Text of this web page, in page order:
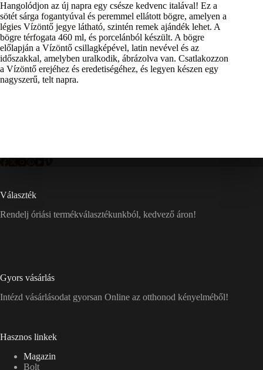
Hangolódjon az új napra egy csésze kedvenc italával! Ez a
sötét sárga fogantyúval és peremmel ellátott bögre, amelyen a
légies Vízöntő jegye látható, szintén remek ajándék lehet. A
bögre térfogata 460 ml, és porcelánból készült. A bögre
előlapján a Vízöntő csillagképével, latin nevével és az
időszakkal, amelyben uralkodik, ábrázolva van. Csatlakozzon
a Vízöntő erejéhez és eredetiségéhez, és legyen készen egy
nagyszerű, telt napra.
Választék
Rendelj óriási termékválasztékunkból, kedvező áron!
Gyors vásárlás
Intézd vásárlásodat gyorsan Online az otthonod kényelméből!
Hasznos linkek
Magazin
Bolt